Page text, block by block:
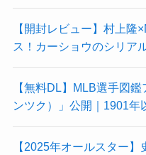
【開封レビュー】村上隆
ス！カーショウのシリア
【無料DL】MLB選手図
ンツク）」公開｜1901年
【2025年オールスター